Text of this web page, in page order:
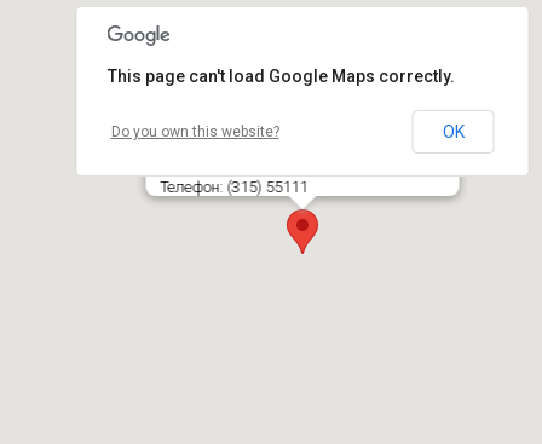
Alytaus m. savivaldybės administracija
Телефон: (315) 55111
This page can't load Google Maps correctly.
Do you own this website? OK